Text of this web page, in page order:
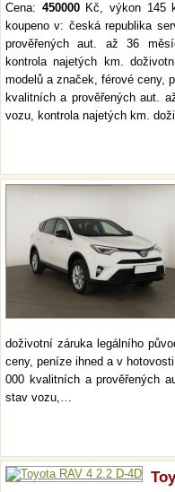
Cena: 450000Kč, výkon 145
koupeno v: česká republika
prověřených aut. až 36
kontrola najetých km.
modelů a značek, férové ceny,
kvalitních a prověřených aut.
vozu, kontrola najetých km.
doživotní záruka legálního
ceny, peníze ihned a v
000 kvalitních a prověřených
stav vozu,…